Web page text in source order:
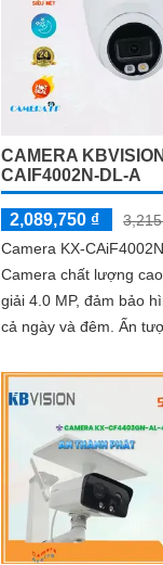
CAMERA
CAIF4002N-DL-A
2,089,750 ₫
Camera KX-
Camera chất lượng
giải 4.0 MP, đảm bảo
cả ngày và đêm. Ấn tượng ơn với
năng...